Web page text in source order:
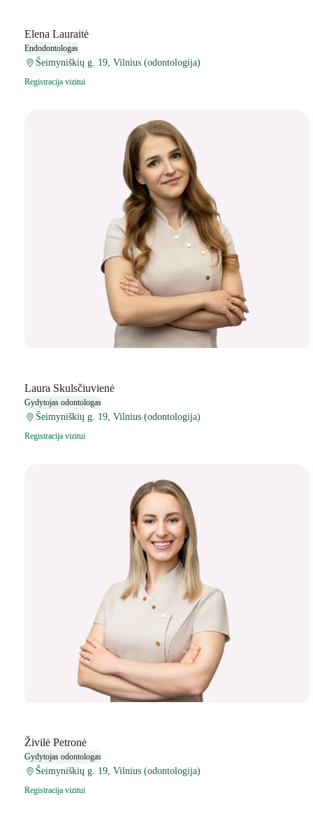
Elena Lauraitė
Endodontologas
Šeimyniškių g. 19, Vilnius (odontologija)
Registracija vizitui
Laura Skulsčiuvienė
Gydytojas odontologas
Šeimyniškių g. 19, Vilnius (odontologija)
Registracija vizitui
Živilė Petronė
Gydytojas odontologas
Šeimyniškių g. 19, Vilnius (odontologija)
Registracija vizitui